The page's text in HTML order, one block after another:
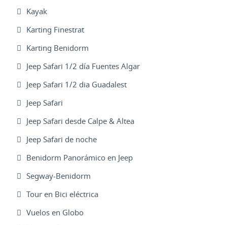
Kayak
Karting Finestrat
Karting Benidorm
Jeep Safari 1/2 día Fuentes Algar
Jeep Safari 1/2 dia Guadalest
Jeep Safari
Jeep Safari desde Calpe & Altea
Jeep Safari de noche
Benidorm Panorámico en Jeep
Segway-Benidorm
Tour en Bici eléctrica
Vuelos en Globo